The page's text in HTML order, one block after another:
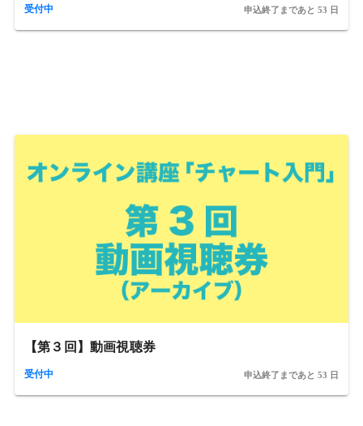
受付中 申込終了まであと 53 日
【第３回】動画視聴券
受付中 申込終了まであと 53 日